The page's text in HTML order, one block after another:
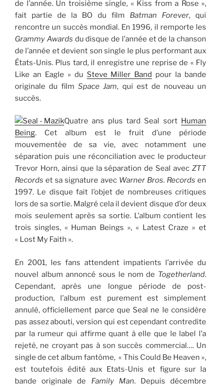
de l’année. Un troisième single, « Kiss from a Rose »,
fait partie de la BO du film Batman Forever, qui
rencontre un succès mondial. En 1996, il remporte les
Grammy Awards du disque de l’année et de la chanson
de l’année et devient son single le plus performant aux
États-Unis. Plus tard, il enregistre une reprise de « Fly
Like an Eagle » du Steve Miller Band pour la bande
originale du filmSpace Jam, qui est de nouveau un
succès.
Quatre ans plus tard Seal sort Human
Being. Cet album est le fruit d’une période
mouvementée de sa vie, avec notamment une
séparation puis une réconciliation avec le producteur
Trevor Horn, ainsi que la séparation de Seal avec ZTT
Records et sa signature avec Warner Bros. Records en
1997. Le disque fait l’objet de nombreuses critiques
lors de sa sortie. Malgré cela il devient disque d’or deux
mois seulement après sa sortie. L’album contient les
trois singles, « Human Beings », « Latest Craze » et
« Lost My Faith ».
En 2001, les fans attendent impatients l’arrivée du
nouvel album annoncé sous le nom de Togetherland.
Cependant, après une longue période de post-
production, l’album est purement est simplement
annulé, officiellement parce que Seal ne le considère
pas assez abouti, version qui est cependant contredite
par la rumeur qui affirme quant à elle que le label l’a
rejeté, ne croyant pas à son succès commercial…. Un
single de cet album fantôme, « This Could Be Heaven »,
est toutefois édité aux Etats-Unis et figure sur la
bande originale de Family Man. Depuis décembre